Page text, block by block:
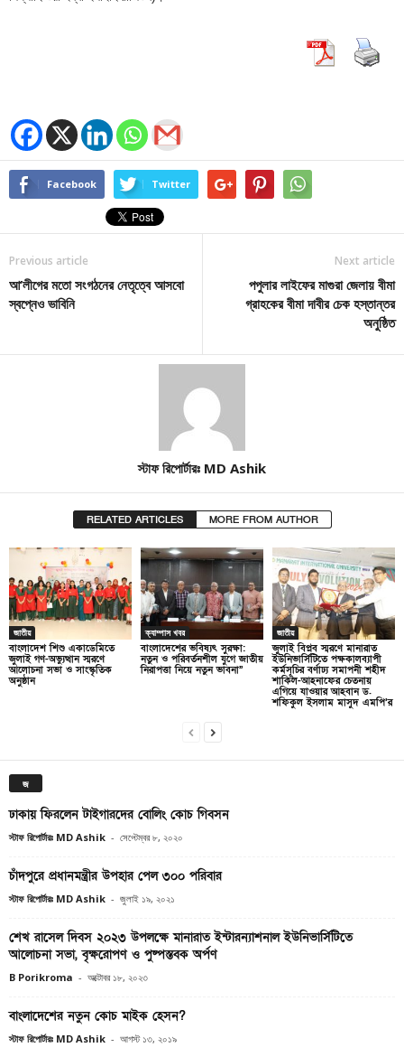
Facebook Twitter
Previous article
আ’লীগের মতো সংগঠনের নেতৃত্বে আসবো
স্বপ্নেও ভাবিনি
Next article
পপুলার লাইফের মাগুরা জেলায় বীমা
গ্রাহকের বীমা দাবীর চেক হস্তান্তর
অনুষ্ঠিত
স্টাফ রিপোর্টারঃ MD Ashik
RELATED ARTICLES MORE FROM AUTHOR
জাতীয়
বাংলাদেশ শিশু একাডেমিতে
জুলাই গণ-অভ্যুত্থান স্মরণে
আলোচনা সভা ও সাংস্কৃতিক
অনুষ্ঠান
ক্যাম্পাস খবর
বাংলাদেশের ভবিষ্যৎ সুরক্ষা:
নতুন ও পরিবর্তনশীল যুগে জাতীয়
নিরাপত্তা নিয়ে নতুন ভাবনা”
জাতীয়
জুলাই বিপ্লব স্মরণে মানারাত
ইউনিভার্সিটিতে পক্ষকালব্যাপী
কর্মসূচির বর্ণাঢ্য সমাপনী শহীদ
শাকিল-আহনাফের চেতনায়
এগিয়ে যাওয়ার আহবান ড.
শফিকুল ইসলাম মাসুদ এমপি’র
জ
ঢাকায় ফিরলেন টাইগারদের বোলিং কোচ গিবসন
স্টাফ রিপোর্টারঃ MD Ashik - সেপ্টেম্বর ৮, ২০২০
চাঁদপুরে প্রধানমন্ত্রীর উপহার পেল ৩০০ পরিবার
স্টাফ রিপোর্টারঃ MD Ashik - জুলাই ১৯, ২০২১
শেখ রাসেল দিবস ২০২৩ উপলক্ষে মানারাত ইন্টারন্যাশনাল ইউনিভার্সিটিতে
আলোচনা সভা, বৃক্ষরোপণ ও পুষ্পস্তবক অর্পণ
B Porikroma - অক্টোবর ১৮, ২০২৩
বাংলাদেশের নতুন কোচ মাইক হেসন?
স্টাফ রিপোর্টারঃ MD Ashik - আগস্ট ১৩, ২০১৯